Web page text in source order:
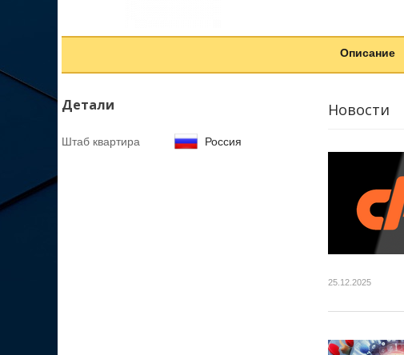
Описание
Детали
Штаб квартира Россия
Новости
25.12.2025